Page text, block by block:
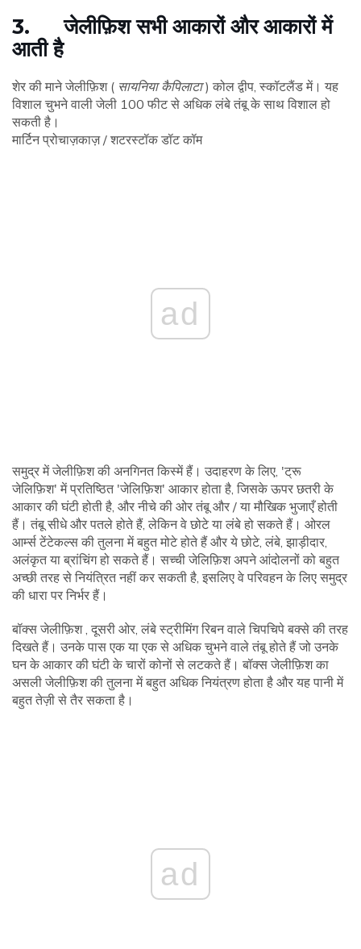
3. जेलीफ़िश सभी आकारों और आकारों में
आती है
शेर की माने जेलीफ़िश ( सायनिया कैपिलाटा) कोल द्वीप, स्कॉटलैंड में। यह
विशाल चुभने वाली जेली 100 फीट से अधिक लंबे तंबू के साथ विशाल हो
सकती है।
मार्टिन प्रोचाज़काज़ / शटरस्टॉक डॉट कॉम
ad
समुद्र में जेलीफ़िश की अनगिनत किस्में हैं। उदाहरण के लिए, 'ट्रू
जेलिफ़िश' में प्रतिष्ठित 'जेलिफ़िश' आकार होता है, जिसके ऊपर छतरी के
आकार की घंटी होती है, और नीचे की ओर तंबू और / या मौखिक भुजाएँ होती
हैं। तंबू सीधे और पतले होते हैं, लेकिन वे छोटे या लंबे हो सकते हैं। ओरल
आर्म्स टेंटेकल्स की तुलना में बहुत मोटे होते हैं और ये छोटे, लंबे, झाड़ीदार,
अलंकृत या ब्रांचिंग हो सकते हैं। सच्ची जेलिफ़िश अपने आंदोलनों को बहुत
अच्छी तरह से नियंत्रित नहीं कर सकती है, इसलिए वे परिवहन के लिए समुद्र
की धारा पर निर्भर हैं।
बॉक्स जेलीफ़िश , दूसरी ओर, लंबे स्ट्रीमिंग रिबन वाले चिपचिपे बक्से की तरह
दिखते हैं। उनके पास एक या एक से अधिक चुभने वाले तंबू होते हैं जो उनके
घन के आकार की घंटी के चारों कोनों से लटकते हैं। बॉक्स जेलीफ़िश का
असली जेलीफ़िश की तुलना में बहुत अधिक नियंत्रण होता है और यह पानी में
बहुत तेज़ी से तैर सकता है।
ad